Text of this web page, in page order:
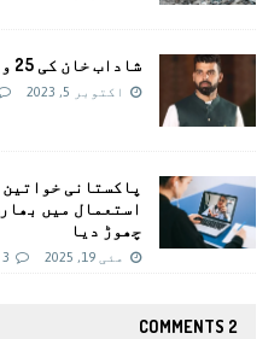
شاداب خان کی 25 ویں سالگرہ، اہلیہ کا سرپرائز
اکتوبر 5, 2023
پاکستانی
استعمال میں
چھوڑ دیا
مئی 19, 2025 3
2 COMMENTS